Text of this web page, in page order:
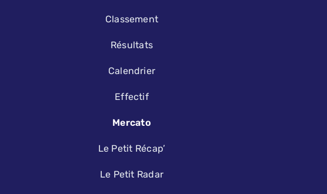
Classement
Résultats
Calendrier
Effectif
Mercato
Le Petit Récap’
Le Petit Radar